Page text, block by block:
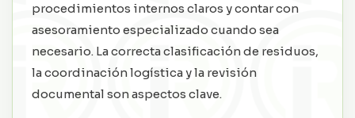
procedimientos internos claros y contar con
asesoramiento especializado cuando sea
necesario. La correcta clasificación de residuos,
la coordinación logística y la revisión
documental son aspectos clave.